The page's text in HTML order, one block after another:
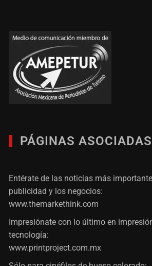
PÁGINAS ASOCIADAS
Entérate de las noticias más
publicidad y los negocios:
www.themarkethink.com
Impresiónate con lo último en
tecnología:
www.printproject.com.mx